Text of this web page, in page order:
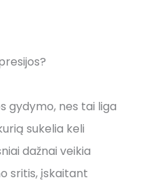
gydymo, nes tai liga
sukelia keli
dažnai veikia
sritis, įskaitant